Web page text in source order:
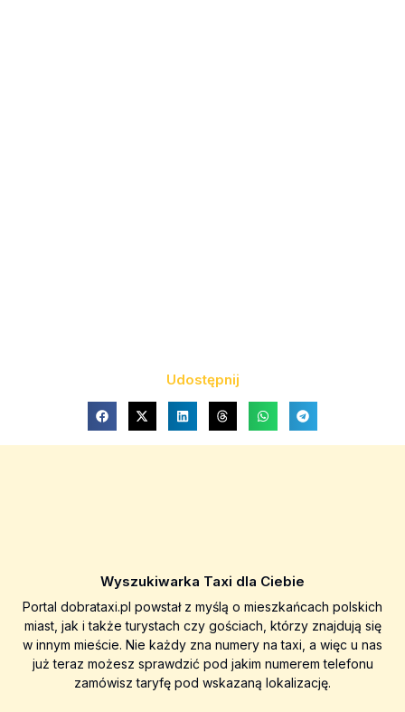
Udostępnij
Wyszukiwarka Taxi dla Ciebie
Portal dobrataxi.pl powstał z myślą o mieszkańcach polskich
miast, jak i także turystach czy gościach, którzy znajdują się
w innym mieście. Nie każdy zna numery na taxi, a więc u nas
już teraz możesz sprawdzić pod jakim numerem telefonu
zamówisz taryfę pod wskazaną lokalizację.